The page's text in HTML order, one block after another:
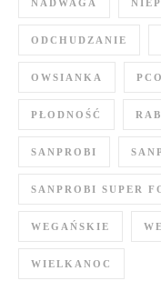
NADWAGA
ODCHUDZANIE
OWSIANKA
PŁODNOŚĆ
SANPROBI
SANPROBI SUPER
WEGAŃSKIE
WIELKANOC